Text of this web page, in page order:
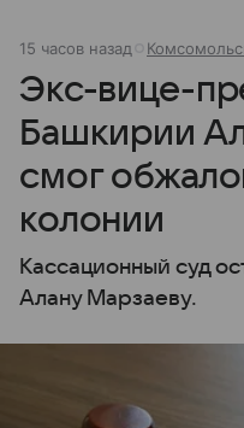
15 часов назад
Экс-вице-
Башкирии
смог
колонии
Кассационный суд
Алану Марзаеву.